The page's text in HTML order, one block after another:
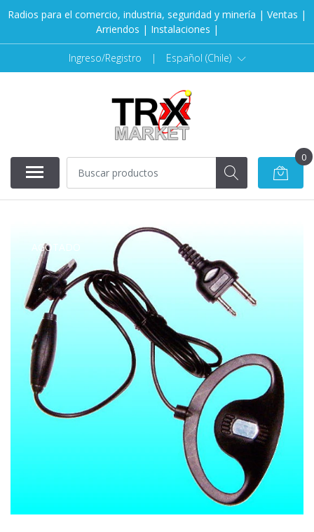
Radios para el comercio, industria, seguridad y minería | Ventas |
Arriendos | Instalaciones |
Ingreso/Registro | Español (Chile)
0
AGOTADO